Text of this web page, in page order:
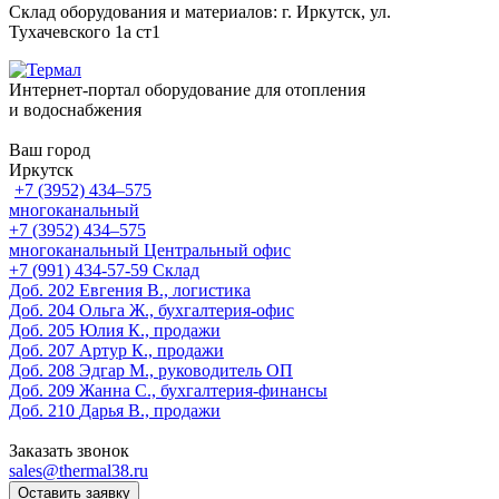
Склад оборудования и материалов: г. Иркутск, ул.
Тухачевского 1а ст1
Интернет-портал оборудование для отопления
и водоснабжения
Ваш город
Иркутск
+7 (3952) 434‒575
многоканальный
+7 (3952) 434‒575
многоканальный Центральный офис
‎+7 (991) 434-57-59 Склад
Доб. 202 Евгения В., логистика
Доб. 204 Ольга Ж., бухгалтерия-офис
Доб. 205 Юлия К., продажи
Доб. 207 Артур К., продажи
Доб. 208 Эдгар М., руководитель ОП
Доб. 209 Жанна С., бухгалтерия-финансы
Доб. 210 Дарья В., продажи
Заказать звонок
sales@thermal38.ru
Оставить заявку